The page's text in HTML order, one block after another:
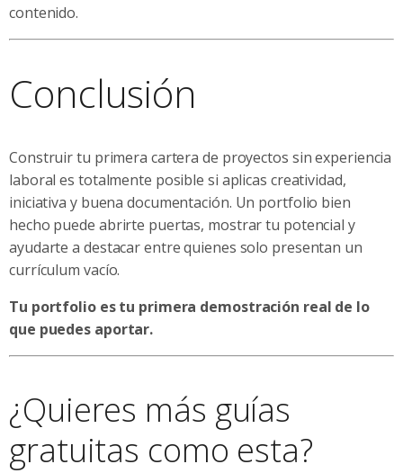
contenido.
Conclusión
Construir tu primera cartera de proyectos sin experiencia
laboral es totalmente posible si aplicas creatividad,
iniciativa y buena documentación. Un portfolio bien
hecho puede abrirte puertas, mostrar tu potencial y
ayudarte a destacar entre quienes solo presentan un
currículum vacío.
Tu portfolio es tu primera demostración real de lo
que puedes aportar.
¿Quieres más guías
gratuitas como esta?